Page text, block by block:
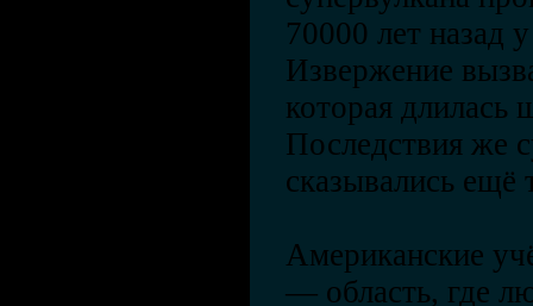
70000 лет назад
Извержение
которая длилась
Последствия же
сказывались ещё
Американские
— область, где